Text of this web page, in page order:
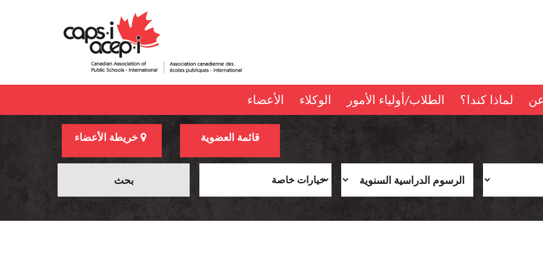
لماذا كندا؟ الطلاب/أولياء الأمور الوكلاء الأعضاء
قائمة العضوية خريطة الأعضاء
خيارات خاصة